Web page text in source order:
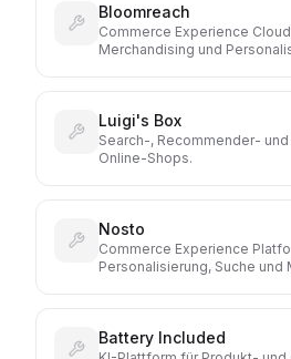
Bloomreach
Commerce Experience
Merchandising und
Luigi's Box
Search-, Recommender-
Online-Shops.
Nosto
Commerce Experience
Personalisierung, Suche und
Battery Included